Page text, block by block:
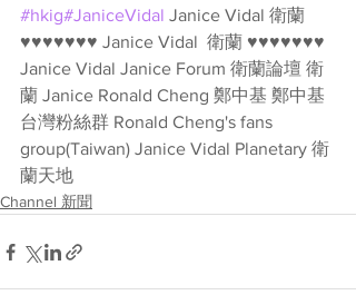
#hkig#JaniceVidal Janice Vidal 衛蘭
♥♥♥♥♥♥♥ Janice Vidal  衛蘭 ♥♥♥♥♥♥♥
Janice Vidal Janice Forum 衛蘭論壇 衛
蘭 Janice Ronald Cheng 鄭中基 鄭中基
台灣粉絲群 Ronald Cheng's fans
group(Taiwan) Janice Vidal Planetary 衛
蘭天地
Channel 新聞